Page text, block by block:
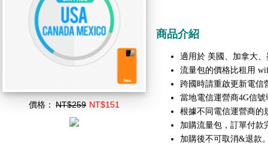
價格： NT$259 NT$151
商品介紹
適用於 美國、加拿大
流量包的價格比租用
跨國時請重啟更新電信
當地電信運營商4G信
根據不同電信運營商的
加購流量包，訂單付款
加購後不可取消&退款